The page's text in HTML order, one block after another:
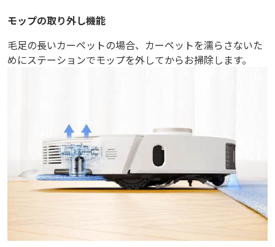
モップの取り外し機能
毛足の長いカーペットの場合、カーペットを濡らさないた
めにステーションでモップを外してからお掃除します。